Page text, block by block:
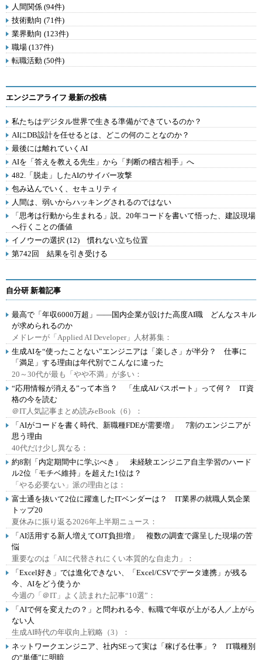
人間関係 (94件)
技術動向 (71件)
業界動向 (123件)
職場 (137件)
転職活動 (50件)
エンジニアライフ 最新の投稿
私たちはデジタル世界で生きる準備ができているのか？
AIにDB設計を任せるとは、どこの何のことなのか？
最後には離れていくAI
AIを「答えを教える先生」から「判断の稽古相手」へ
482.「脱走」したAIのサイバー攻撃
包み込んでいく、セキュリティ
人間は、弱いからハッキングされるのではない
「思考は行動から生まれる」説。20年コードを書いて悟った、建設現場
へ行くことの価値
イノウーの選択 (12) 慣れない立ち位置
第742回 結果を引き受ける
自分研 新着記事
最高で「年収6000万超」――国内企業が設けた高度AI職 どんなスキル
が求められるのか
メドレーが「Applied AI Developer」人材募集：
生成AIを“使ったことない”エンジニアは「楽しさ」が半分？ 仕事に
「満足」する理由は年代別でこんなに違った
20～30代が最も「やや不満」が多い：
“応用情報が消える”って本当？ 「生成AIパスポート」って何？ IT資
格の今を読む
＠IT人気記事まとめ読みeBook（6）：
「AIがコードを書く時代、新職種FDEが需要増」 7割のエンジニアが
思う理由
40代だけ少し異なる：
約8割「内定期間中に学ぶべき」 未経験エンジニア自主学習のハード
ル2位「モチベ維持」を超えた1位は？
「やる必要ない」派の理由とは：
富士通を抜いて2位に躍進したITベンダーは？ IT業界の就職人気企業
トップ20
夏休みに振り返る2026年上半期ニュース：
「AI活用する新人増えてOJT負担増」 複数の調査で露呈した現場の苦
悩
重要なのは「AIに代替されにくい本質的な自走力」：
「Excel好き」では進化できない、「Excel/CSVでデータ連携」が残る
今、AIをどう使うか
今週の「＠IT」よく読まれた記事“10選”：
「AIで何を変えたの？」と問われる今、転職で年収が上がる人／上がら
ない人
生成AI時代の年収向上戦略（3）：
ネットワークエンジニア、社内SEって実は「稼げる仕事」？ IT職種別
の“単価”に明暗